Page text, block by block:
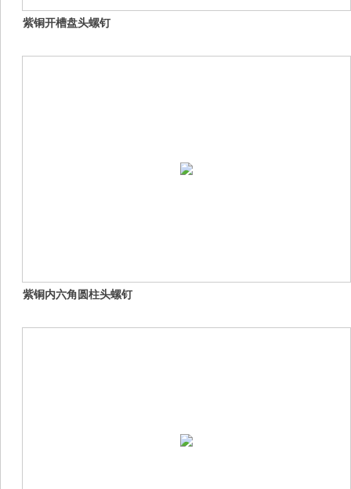
紫铜开槽盘头螺钉
紫铜内六角圆柱头螺钉